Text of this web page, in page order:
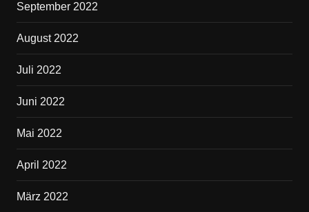
September 2022
August 2022
Juli 2022
Juni 2022
Mai 2022
April 2022
März 2022